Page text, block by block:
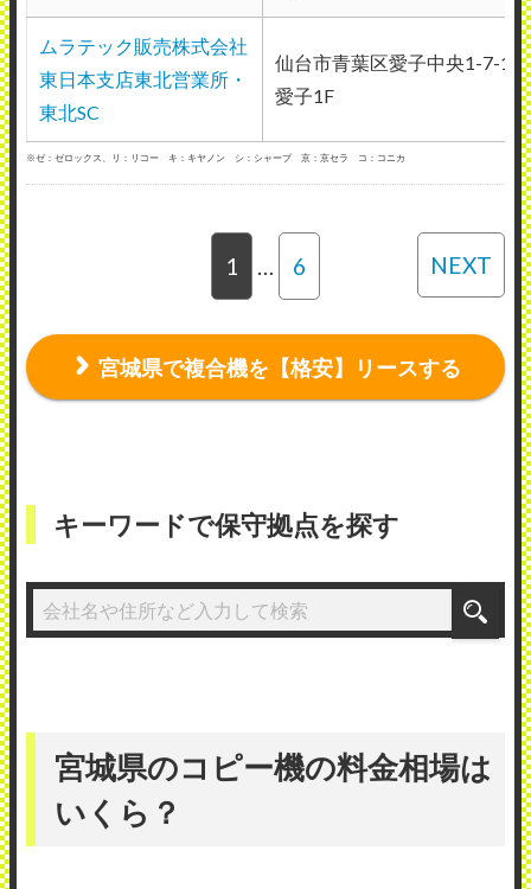
ムラテック販売株式会社
東日本支店東北営業所・
東北SC
仙台市青葉区愛子中央1-7-1
愛子1F
※ゼ：ゼロックス、リ：リコー キ：キヤノン シ：シャープ 京：京セラ コ：コニカ
1 … 6 NEXT
宮城県で複合機を【格安】リースする
キーワードで保守拠点を探す
宮城県のコピー機の料金相場は
いくら？